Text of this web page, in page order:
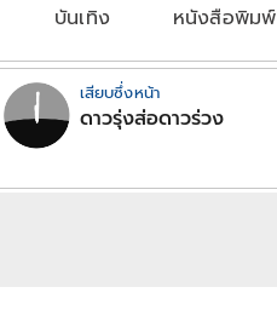
บันเทิง หนังสือพิมพ์
เสียบซึ่งหน้า
ดาวรุ่งส่อดาวร่วง